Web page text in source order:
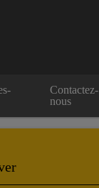
Contactez-
nous